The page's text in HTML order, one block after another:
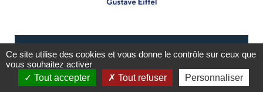
Mentions légales Plan du site
Ce site utilise des cookies et vous donne le contrôle sur ceux que
vous souhaitez activer
Tout accepter
Tout refuser Personnaliser